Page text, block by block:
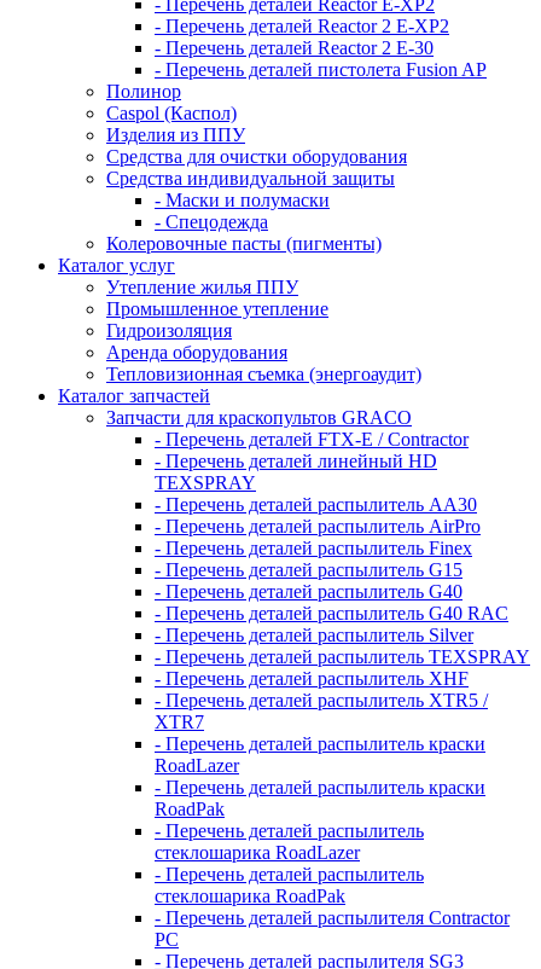
- Перечень деталей Reactor E-XP2
- Перечень деталей Reactor 2 E-XP2
- Перечень деталей Reactor 2 E-30
- Перечень деталей пистолета Fusion AP
Полинор
Caspol (Каспол)
Изделия из ППУ
Средства для очистки оборудования
Средства индивидуальной защиты
- Маски и полумаски
- Спецодежда
Колеровочные пасты (пигменты)
Каталог услуг
Утепление жилья ППУ
Промышленное утепление
Гидроизоляция
Аренда оборудования
Тепловизионная съемка (энергоаудит)
Каталог запчастей
Запчасти для краскопультов GRACO
- Перечень деталей FTX-E / Contractor
- Перечень деталей линейный HD
TEXSPRAY
- Перечень деталей распылитель AA30
- Перечень деталей распылитель AirPro
- Перечень деталей распылитель Finex
- Перечень деталей распылитель G15
- Перечень деталей распылитель G40
- Перечень деталей распылитель G40 RAC
- Перечень деталей распылитель Silver
- Перечень деталей распылитель TEXSPRAY
- Перечень деталей распылитель XHF
- Перечень деталей распылитель XTR5 /
XTR7
- Перечень деталей распылитель краски
RoadLazer
- Перечень деталей распылитель краски
RoadPak
- Перечень деталей распылитель
стеклошарика RoadLazer
- Перечень деталей распылитель
стеклошарика RoadPak
- Перечень деталей распылителя Contractor
PC
- Перечень деталей распылителя SG3